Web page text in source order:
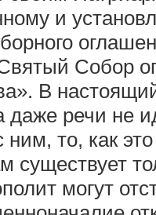
и
Собор
В
даже речи не
то, как
существует
могут